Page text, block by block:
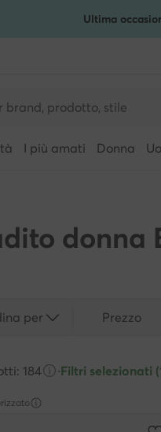
Ultima
I più amati Donna
donna
per Prezzo
184 ·Filtri selezionati